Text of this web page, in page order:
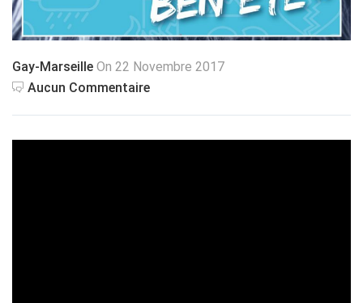
Gay-Marseille On 22 Novembre 2017
Aucun Commentaire